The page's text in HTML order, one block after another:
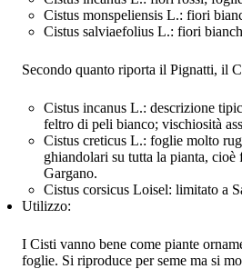
Cistus monspeliensis L.: fiori
Cistus salviaefolius L.: fiori
Secondo quanto riporta il Pignatti, il
Cistus incanus L.: descrizione
feltro di peli bianco; vischiosità
Cistus creticus L.: foglie molto
ghiandolari su tutta la pianta,
Gargano.
Cistus corsicus Loisel: limitato a
Utilizzo:
I Cisti vanno bene come piante
foglie. Si riproduce per seme ma si